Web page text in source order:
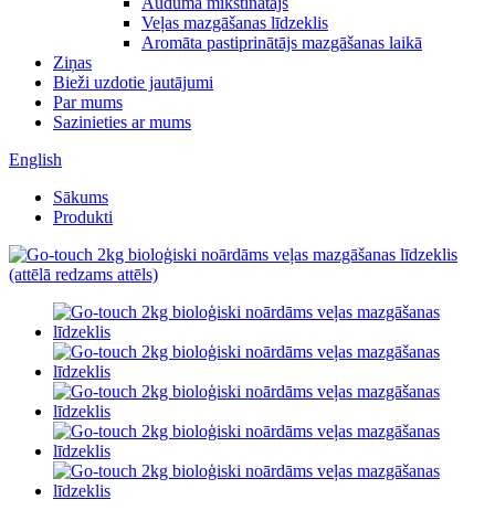
Veļas mazgāšanas līdzeklis
Aromāta pastiprinātājs mazgāšanas laikā
Ziņas
Bieži uzdotie jautājumi
Par mums
Sazinieties ar mums
English
Sākums
Produkti